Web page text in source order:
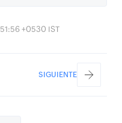
+0530 IST
SIGUIENTE